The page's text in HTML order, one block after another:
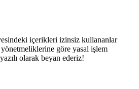
içerikleri izinsiz kullananlar
göre yasal işlem
olarak beyan ederiz!